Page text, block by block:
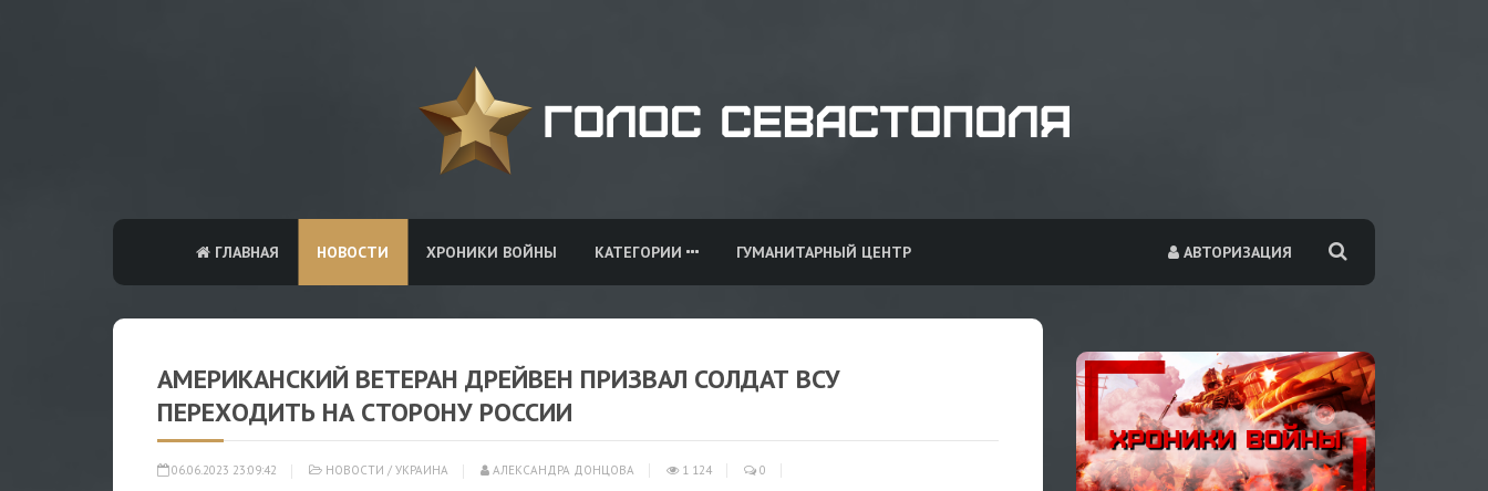
АВТОРИЗАЦИЯ
ГЛАВНАЯ НОВОСТИ ХРОНИКИ ВОЙНЫ КАТЕГОРИИ ГУМАНИТАРНЫЙ ЦЕНТР
АМЕРИКАНСКИЙ ВЕТЕРАН ДРЕЙВЕН ПРИЗВАЛ СОЛДАТ ВСУ
ПЕРЕХОДИТЬ НА СТОРОНУ РОССИИ
06.06.2023 23:09:42 НОВОСТИ / УКРАИНА АЛЕКСАНДРА ДОНЦОВА 1 124 0